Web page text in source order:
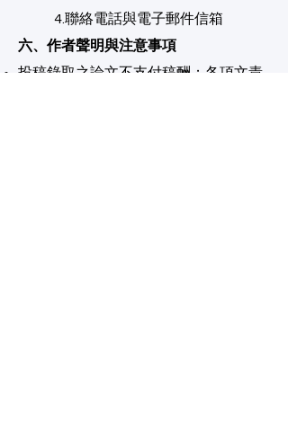
4.聯絡電話與電子郵件信箱
六、作者聲明與注意事項
投稿錄取之論文不支付稿酬；各項文責